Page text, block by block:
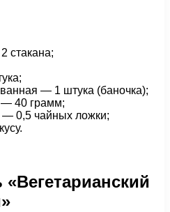
стакана;
— 1 штука (баночка);
— 40 грамм;
0,5 чайных ложки;